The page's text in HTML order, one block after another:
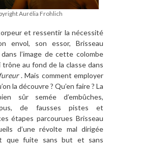
Aurélia Frohlich
et ressentir la nécessité
envol, son essor, Brisseau
dans l’image de cette colombe
au fond de la classe dans
. Mais comment employer
la découvre ? Qu’en faire ? La
sûr semée d’embûches,
de fausses pistes et
étapes parcourues Brisseau
d’une révolte mal dirigée
que fuite sans but et sans